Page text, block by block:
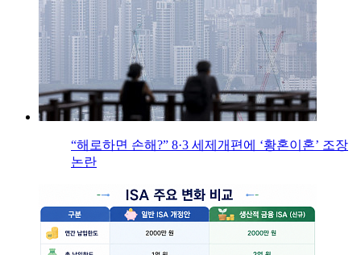
“해로하면 손해?” 8·3 세제개편에 ‘황혼이혼’ 조장
논란